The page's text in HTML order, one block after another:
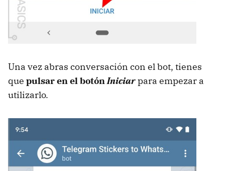
Una vez abras conversación con el bot, tienes
que pulsar en el botónIniciarpara empezar a
utilizarlo.